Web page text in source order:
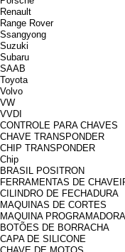
Renault
Range Rover
Ssangyong
Suzuki
Subaru
SAAB
Toyota
Volvo
VW
VVDI
CONTROLE PARA CHAVES
CHAVE TRANSPONDER
CHIP TRANSPONDER
Chip
BRASIL POSITRON
FERRAMENTAS DE
CILINDRO DE FECHADURA
MAQUINAS DE CORTES
MAQUINA PROGRAMADORA
BOTÕES DE BORRACHA
CAPA DE SILICONE